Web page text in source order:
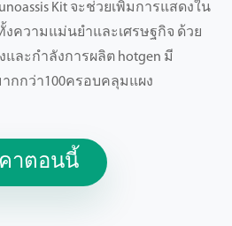
Kit จะช่วยเพิ่มการแสดงใน
ความแม่นยำและเศรษฐกิจ ด้วย
ละกำลังการผลิต hotgen มี
กกว่า100ครอบคลุมแผง
าตอนนี้